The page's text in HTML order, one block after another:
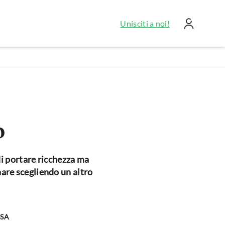
Unisciti a noi!
portare ricchezza ma
scegliendo un altro